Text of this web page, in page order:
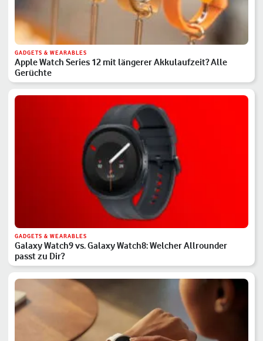
GADGETS & WEARABLES
Apple Watch Series 12 mit längerer Akkulaufzeit? Alle
Gerüchte
GADGETS & WEARABLES
Galaxy Watch9 vs. Galaxy Watch8: Welcher Allrounder
passt zu Dir?